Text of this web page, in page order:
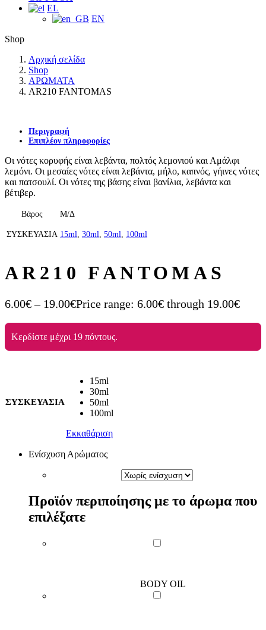
EL
EN
Shop
Αρχική σελίδα
Shop
ΑΡΩΜΑΤΑ
AR210 FANTOMAS
Περιγραφή
Επιπλέον πληροφορίες
Οι νότες κορυφής είναι λεβάντα, πολτός λεμονιού και Αμάλφι
λεμόνι. Οι μεσαίες νότες είναι λεβάντα, μήλο, καπνός, γήινες νότες
και πατσουλί. Οι νότες της βάσης είναι βανίλια, λεβάντα και
βέτιβερ.
Βάρος Μ/Δ
ΣΥΣΚΕΥΑΣΙΑ 15ml, 30ml, 50ml, 100ml
AR210 FANTOMAS
6.00€ – 19.00€Price range: 6.00€ through 19.00€
Κερδίστε μέχρι 19 πόντους.
ΣΥΣΚΕΥΑΣΙΑ
15ml
30ml
50ml
100ml
Εκκαθάριση
Ενίσχυση Αρώματος
Προϊόν περιποίησης με το άρωμα που
επιλέξατε
BODY OIL